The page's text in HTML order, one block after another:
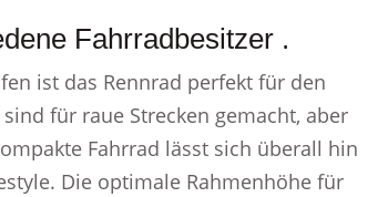
Fahrradbesitzer .
ist das Rennrad perfekt für den
für raue Strecken gemacht, aber
Fahrrad lässt sich überall hin
Die optimale Rahmenhöhe für